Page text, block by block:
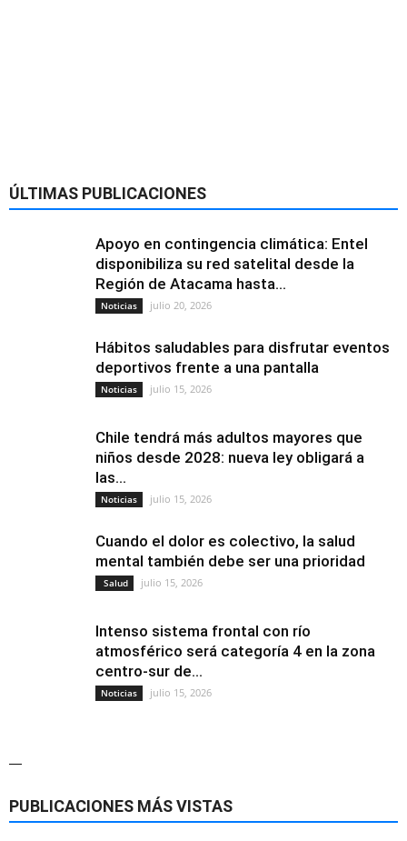
ÚLTIMAS PUBLICACIONES
Apoyo en contingencia climática: Entel
disponibiliza su red satelital desde la
Región de Atacama hasta...
Noticias julio 20, 2026
Hábitos saludables para disfrutar eventos
deportivos frente a una pantalla
Noticias julio 15, 2026
Chile tendrá más adultos mayores que
niños desde 2028: nueva ley obligará a
las...
Noticias julio 15, 2026
Cuando el dolor es colectivo, la salud
mental también debe ser una prioridad
Salud julio 15, 2026
Intenso sistema frontal con río
atmosférico será categoría 4 en la zona
centro-sur de...
Noticias julio 15, 2026
—
PUBLICACIONES MÁS VISTAS